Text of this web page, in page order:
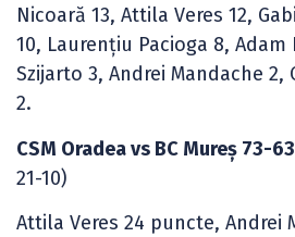
Nicoară 13, Attila Veres 12,
10, Laurențiu Pacioga 8, Adam
Szijarto 3, Andrei Mandache 2,
2.
CSM Oradea vs BC Mureş 73-63
21-10)
Attila Veres 24 puncte, Andrei